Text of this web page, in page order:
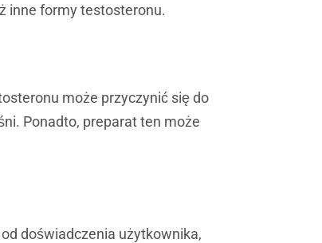
inne formy testosteronu.
może przyczynić się do
Ponadto, preparat ten może
doświadczenia użytkownika,